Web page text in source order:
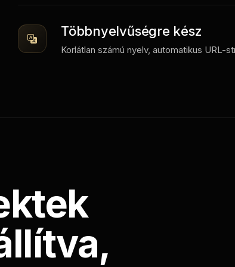
Többnyelvűségre kész
Korlátlan számú nyelv, automatikus